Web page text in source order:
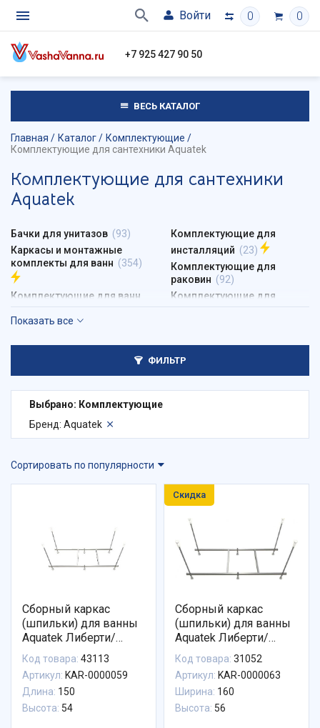
Войти 0 0
+7 925 427 90 50
ВЕСЬ КАТАЛОГ
Главная Каталог
Комплектующие
Комплектующие для сантехники Aquatek
Комплектующие для сантехники
Aquatek
Бачки для унитазов (93)
Каркасы и монтажные
комплекты для ванн (354)
Комплектующие для ванн
Комплектующие для
Комплектующие для
поддонов
(132)
Комплектующие для
инсталляций (23)
Комплектующие для
раковин (92)
Комплектующие для
ФИЛЬТР
Выбрано: Комплектующие
Бренд: Aquatek
Сортировать по популярности
Сборный каркас
(шпильки) для ванны
Aquatek Либерти/
Лугано 150 KAR-
0000059
Код товара: 43113
Артикул: KAR-0000059
Длина: 150
Высота: 54
Скидка
Сборный каркас
(шпильки) для ванны
Aquatek Либерти/
Лугано 160 KAR-
0000063
Код товара: 31052
Артикул: KAR-0000063
Ширина: 160
Высота: 56